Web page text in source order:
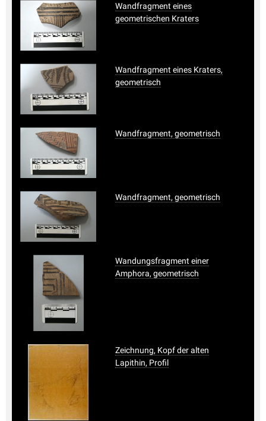
Wandfragment eines
geometrischen Kraters
Wandfragment eines Kraters,
geometrisch
Wandfragment, geometrisch
Wandfragment, geometrisch
Wandungsfragment einer
Amphora, geometrisch
Zeichnung, Kopf der alten
Lapithin, Profil